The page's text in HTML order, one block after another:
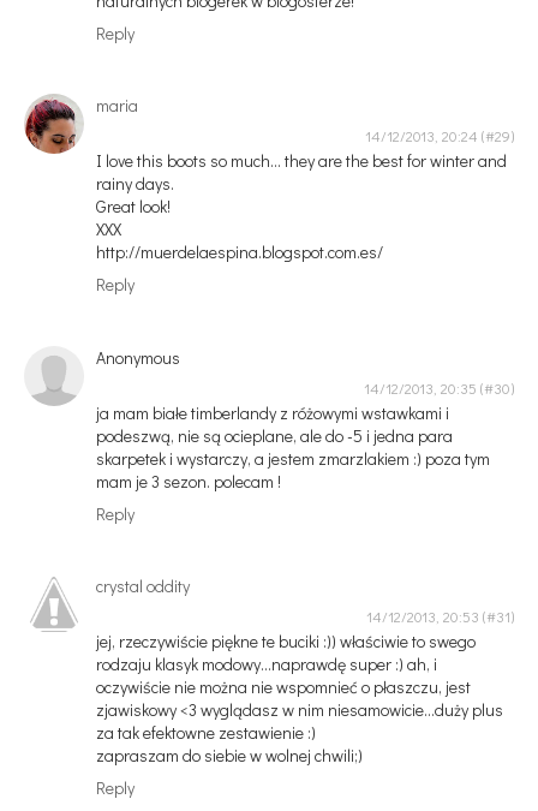
Reply
maria
14/12/2013, 20:24
I love this boots so much... they are the best for winter and
rainy days.
Great look!
XXX
http://muerdelaespina.blogspot.com.es/
Reply
Anonymous
14/12/2013, 20:35
ja mam białe timberlandy z różowymi wstawkami i
podeszwą, nie są ocieplane, ale do -5 i jedna para
skarpetek i wystarczy, a jestem zmarzlakiem :) poza tym
mam je 3 sezon. polecam !
Reply
crystal oddity
14/12/2013, 20:53
jej, rzeczywiście piękne te buciki :)) właściwie to swego
rodzaju klasyk modowy...naprawdę super :) ah, i
oczywiście nie można nie wspomnieć o płaszczu, jest
zjawiskowy <3 wyglądasz w nim niesamowicie...duży plus
za tak efektowne zestawienie :)
zapraszam do siebie w wolnej chwili;)
Reply